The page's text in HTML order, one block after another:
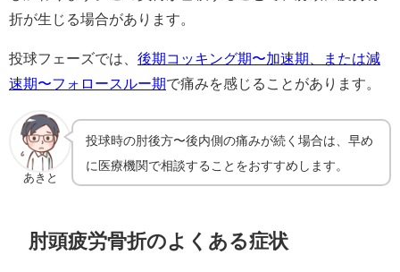
折が生じる場合があります。
投球フェーズでは、 後期コッキング期〜加速期、または減
速期〜フォロースルー期で痛みを感じることがあります。
あきと
投球時の肘後方〜後内側の痛みが続く場合は、早め
に医療機関で相談することをおすすめします。
肘頭疲労骨折のよくある症状